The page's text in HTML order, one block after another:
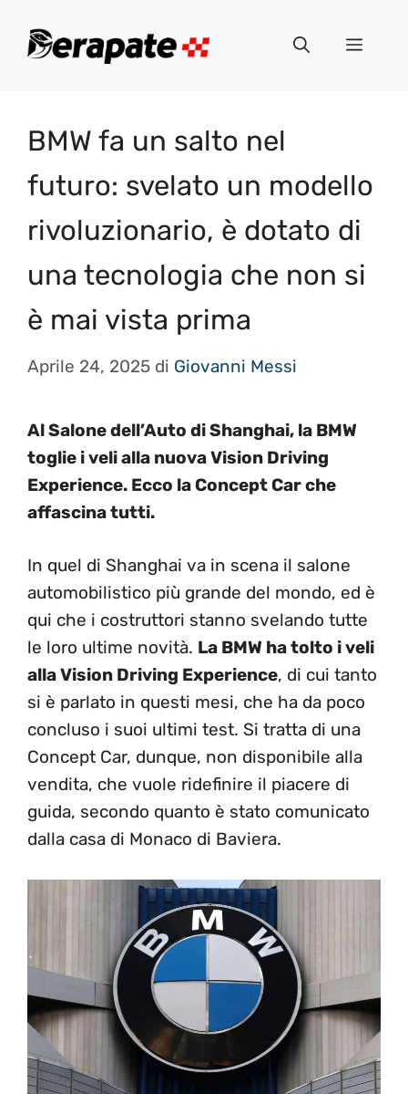
Menu
BMW fa un salto nel
futuro: svelato un modello
rivoluzionario, è dotato di
una tecnologia che non si
è mai vista prima
Aprile 24, 2025 di Giovanni Messi
Al Salone dell’Auto di Shanghai, la BMW
toglie i veli alla nuova Vision Driving
Experience. Ecco la Concept Car che
affascina tutti.
In quel di Shanghai va in scena il salone
automobilistico più grande del mondo, ed è
qui che i costruttori stanno svelando tutte
le loro ultime novità. La BMW ha tolto i veli
alla Vision Driving Experience, di cui tanto
si è parlato in questi mesi, che ha da poco
concluso i suoi ultimi test. Si tratta di una
Concept Car, dunque, non disponibile alla
vendita, che vuole ridefinire il piacere di
guida, secondo quanto è stato comunicato
dalla casa di Monaco di Baviera.